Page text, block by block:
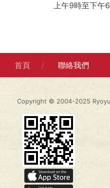
上午9時至下午6
首頁 聯絡我們
Copyright © 2004-2025